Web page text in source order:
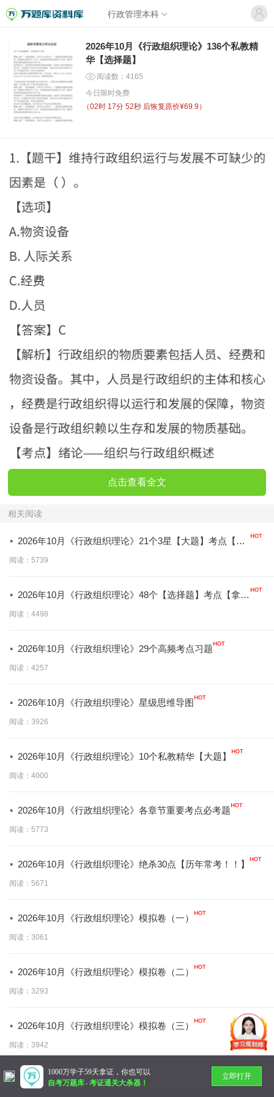
行政管理本科
2026年10月《行政组织理论》136个私教精
华【选择题】
阅读数：4165
今日限时免费
（02时 17分 52秒 后恢复原价¥69.9）
点击查看全文
相关阅读
· 2026年10月《行政组织理论》21个3星【大题】考点【拿
分必背】
阅读：5739
· 2026年10月《行政组织理论》48个【选择题】考点【拿分
必学】
阅读：4498
· 2026年10月《行政组织理论》29个高频考点习题
阅读：4257
· 2026年10月《行政组织理论》星级思维导图
阅读：3926
· 2026年10月《行政组织理论》10个私教精华【大题】
阅读：4000
· 2026年10月《行政组织理论》各章节重要考点必考题
阅读：5773
· 2026年10月《行政组织理论》绝杀30点【历年常考！！】
阅读：5671
· 2026年10月《行政组织理论》模拟卷（一）
阅读：3061
· 2026年10月《行政组织理论》模拟卷（二）
阅读：3293
· 2026年10月《行政组织理论》模拟卷（三）
阅读：3942
暂无更多
1000万学子59天拿证，你也可以
自考万题库-考证通关大杀器！
立即打开